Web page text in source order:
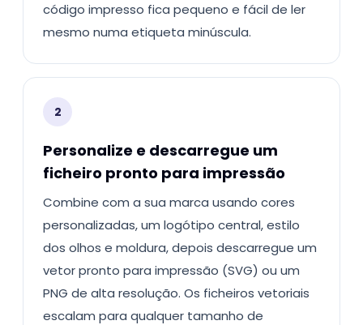
código impresso fica pequeno e fácil de ler
mesmo numa etiqueta minúscula.
2
Personalize e descarregue um
ficheiro pronto para impressão
Combine com a sua marca usando cores
personalizadas, um logótipo central, estilo
dos olhos e moldura, depois descarregue um
vetor pronto para impressão (SVG) ou um
PNG de alta resolução. Os ficheiros vetoriais
escalam para qualquer tamanho de